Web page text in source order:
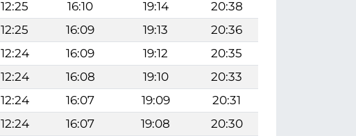
12:25 16:10 19:14
20:38
12:25 16:09 19:13
20:36
12:24 16:09 19:12
20:35
12:24 16:08 19:10
20:33
12:24 16:07 19:09
20:31
12:24 16:07 19:08
20:30